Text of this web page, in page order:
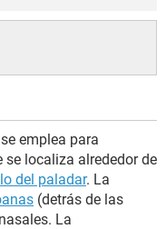
emplea para
se localiza alrededor de
del paladar. La
(detrás de las
La